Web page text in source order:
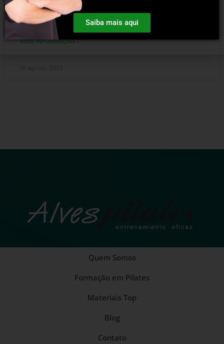
pilates moderno”. O Método Pilates é um sistema muito
amplo para treino e pós-reabilitação de várias lesões,
MAIS INFORMAÇÃO »
Quem Somos
Formação em Pilates
Materiais Top
Blog
Contato
Saiba mais aqui